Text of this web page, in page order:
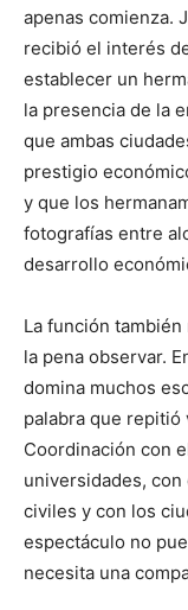
apenas comienza.
recibió el interés
establecer un
la presencia de la
que ambas
prestigio
y que los
fotografías entre
desarrollo
La función
la pena observar.
domina muchos
palabra que repitió
Coordinación con
universidades,
civiles y con los
espectáculo no
necesita una